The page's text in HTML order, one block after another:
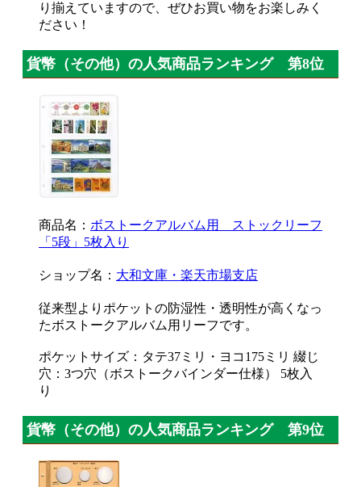
り揃えていますので、ぜひお買い物をお楽しみく
ださい！
貨幣（その他）の人気商品ランキング 第8位
商品名： ボストークアルバム用 ストックリーフ
「5段」5枚入り
ショップ名： 大和文庫・楽天市場支店
従来型よりポケットの防湿性・透明性が高くなっ
たボストークアルバム用リーフです。
ポケットサイズ：タテ37ミリ・ヨコ175ミリ 綴じ
穴：3つ穴（ボストークバインダー仕様） 5枚入
り
貨幣（その他）の人気商品ランキング 第9位